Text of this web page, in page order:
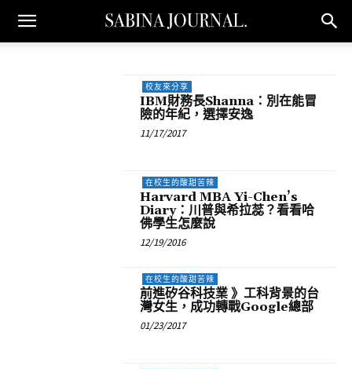
校友來分享
IBM財務長Shanna：別在能冒
險的年紀，選擇安逸
11/17/2017
在校生的酸甜苦辣
Harvard MBA Yi-Chen’s
Diary：川普與希拉蕊？看看哈
佛學生怎麼說
12/19/2016
在校生的酸甜苦辣
前進矽谷科技業 》工科背景的台
灣女生，成功轉戰Google總部
01/23/2017